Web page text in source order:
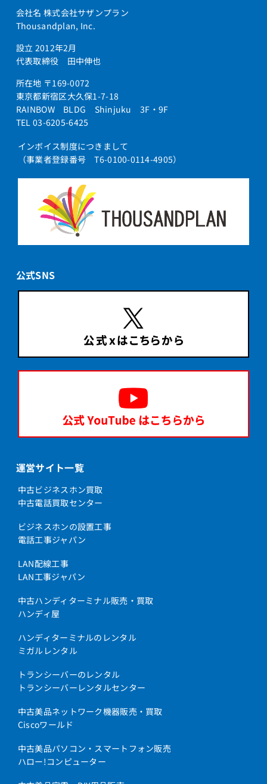
会社名 株式会社サザンプラン
Thousandplan, Inc.
設立 2012年2月
代表取締役 田中伸也
所在地 〒169-0072
東京都新宿区大久保1-7-18
RAINBOW BLDG Shinjuku 3F・9F
TEL 03-6205-6425
インボイス制度につきまして
（事業者登録番号 T6-0100-0114-4905）
公式SNS
運営サイト一覧
中古ビジネスホン買取
中古電話買取センター
ビジネスホンの設置工事
電話工事ジャパン
LAN配線工事
LAN工事ジャパン
中古ハンディターミナル販売・買取
ハンディ屋
ハンディターミナルのレンタル
ミガルレンタル
トランシーバーのレンタル
トランシーバーレンタルセンター
中古美品ネットワーク機器販売・買取
Ciscoワールド
中古美品パソコン・スマートフォン販売
ハロー!コンピューター